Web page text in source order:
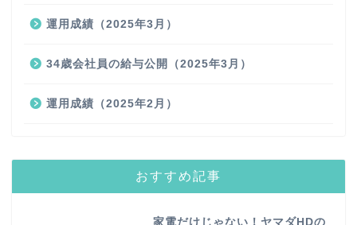
運用成績（2025年3月）
34歳会社員の給与公開（2025年3月）
運用成績（2025年2月）
おすすめ記事
家電だけじゃない！ヤマダHDの